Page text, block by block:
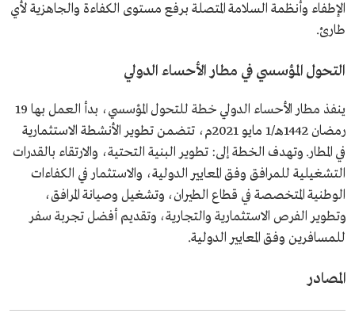
الإطفاء وأنظمة السلامة المتصلة برفع مستوى الكفاءة والجاهزية لأي
طارئ.
التحول المؤسسي في مطار الأحساء الدولي
ينفذ مطار الأحساء الدولي خطة للتحول المؤسسي، بدأ العمل بها 19
رمضان 1442هـ/1 مايو 2021م، تتضمن تطوير الأنشطة الاستثمارية
في المطار. وتهدف الخطة إلى: تطوير البنية التحتية، والارتقاء بالقدرات
التشغيلية للمرافق وفق المعايير الدولية، والاستثمار في الكفاءات
الوطنية المتخصصة في قطاع الطيران، وتشغيل وصيانة المرافق،
وتطوير الفرص الاستثمارية والتجارية، وتقديم أفضل تجربة سفر
للمسافرين وفق المعايير الدولية.
المصادر